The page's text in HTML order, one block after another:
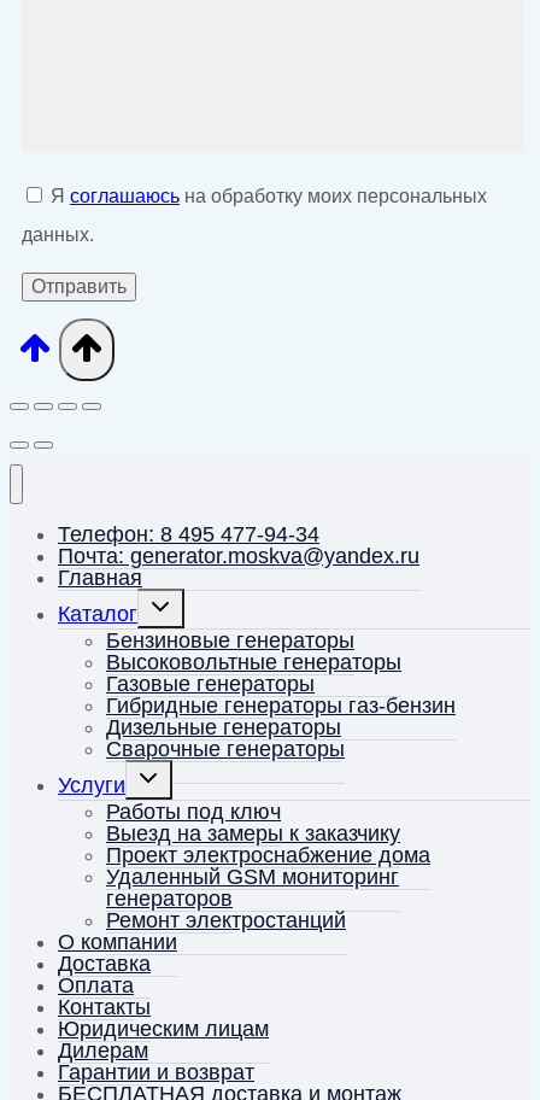
Я соглашаюсь на обработку моих персональных
данных.
Телефон: 8 495 477-94-34
Почта: generator.moskva@yandex.ru
Главная
Каталог
Переключить
дочернее
меню
Бензиновые генераторы
Высоковольтные генераторы
Газовые генераторы
Гибридные генераторы газ-бензин
Дизельные генераторы
Сварочные генераторы
Услуги
Переключить
дочернее
меню
Работы под ключ
Выезд на замеры к заказчику
Проект электроснабжение дома
Удаленный GSM мониторинг
генераторов
Ремонт электростанций
О компании
Доставка
Оплата
Контакты
Юридическим лицам
Дилерам
Гарантии и возврат
БЕСПЛАТНАЯ доставка и монтаж